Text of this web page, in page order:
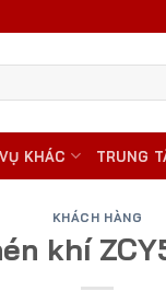
KHÁC TRUNG
KHÁCH HÀNG
khí